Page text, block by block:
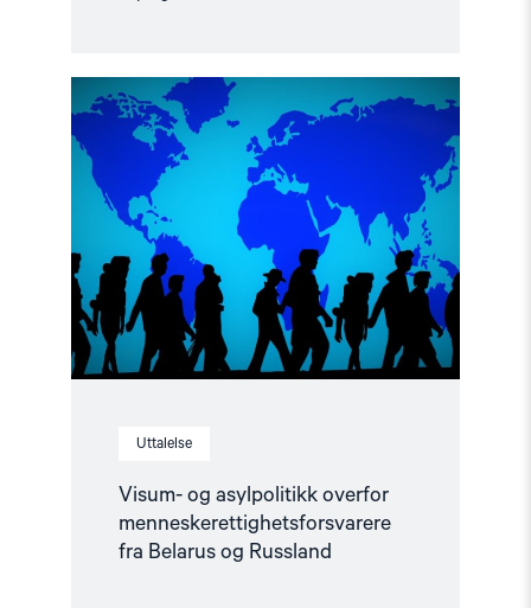
Uttalelse
Visum- og asylpolitikk overfor
menneskerettighetsforsvarere
fra Belarus og Russland
article
"Visum-
og
asylpolitikk
overfor
menneskerettighetsforsvarere
Belarus
og
Russland"